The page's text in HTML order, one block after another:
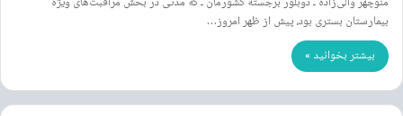
بیمارستان بستری بود، پیش از ظهر امروز…
بیشتر بخوانید »